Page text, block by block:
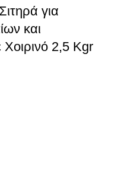
για
και
2,5 Kgr